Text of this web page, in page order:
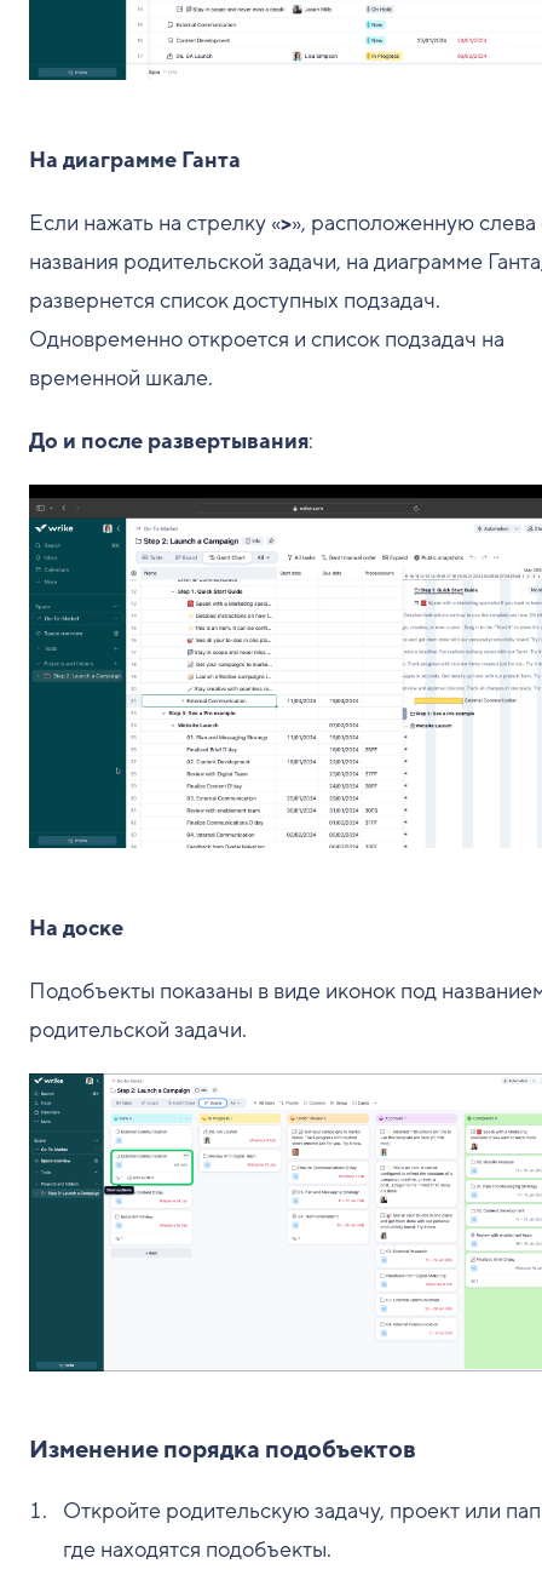
На диаграмме Ганта
Если нажать на стрелку «>», расположенную слева
названия родительской задачи, на диаграмме
развернется список доступных подзадач.
Одновременно откроется и список подзадач на
временной шкале.
До и после развертывания:
На доске
Подобъекты показаны в виде иконок под
родительской задачи.
Изменение порядка подобъектов
Откройте родительскую задачу, проект или
где находятся подобъекты.